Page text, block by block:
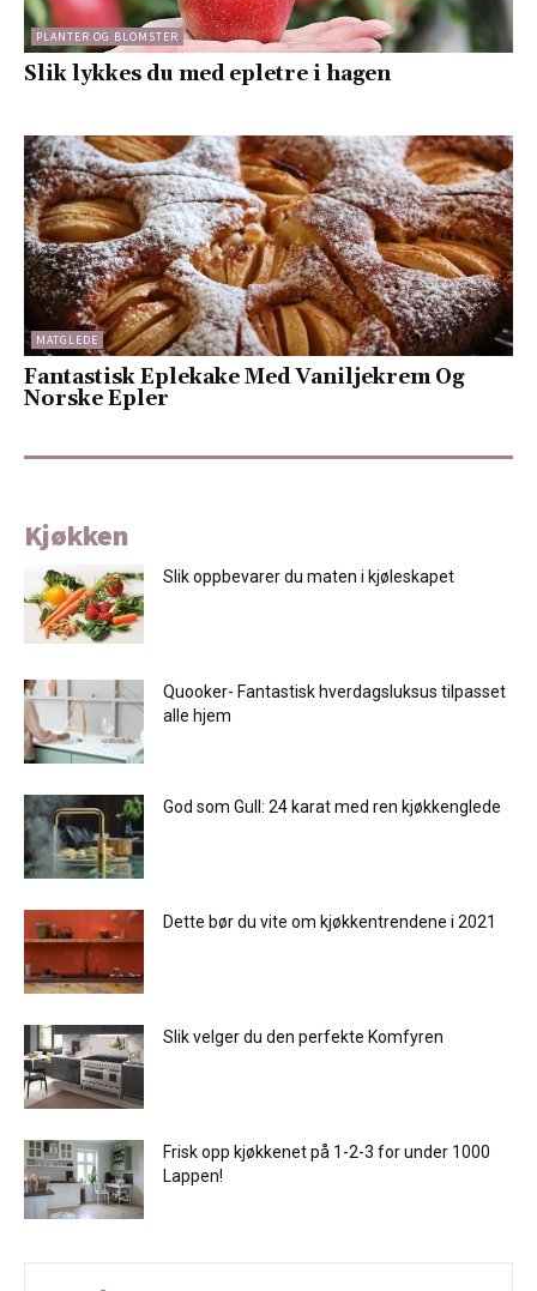
PLANTER OG BLOMSTER
Slik lykkes du med epletre i hagen
MATGLEDE
Fantastisk Eplekake Med Vaniljekrem Og
Norske Epler
Kjøkken
Slik oppbevarer du maten i kjøleskapet
Quooker- Fantastisk hverdagsluksus tilpasset
alle hjem
God som Gull: 24 karat med ren kjøkkenglede
Dette bør du vite om kjøkkentrendene i 2021
Slik velger du den perfekte Komfyren
Frisk opp kjøkkenet på 1-2-3 for under 1000
Lappen!